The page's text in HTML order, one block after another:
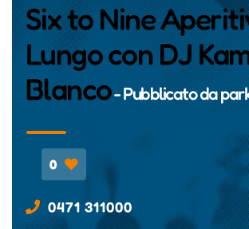
Six to Nine
Lungo con DJ
Blanco- Pubblicato da
0
0471 311000